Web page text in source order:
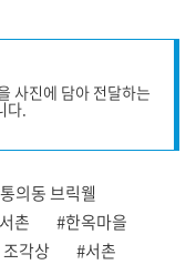
사진에 담아 전달하는
다.
의동 브릭웰
촌
#한옥마을
각상
#서촌